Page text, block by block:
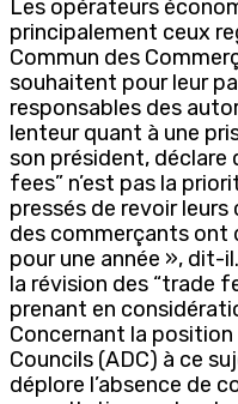
Les opérateurs
principalement ceux
Commun des
souhaitent pour leur
responsables des
lenteur quant à une
son président, déclare
fees” n’est pas la
pressés de revoir
des commerçants ont
pour une année », dit-
la révision des “trade
prenant en
Concernant la
Councils (ADC) à ce
déplore l’absence de